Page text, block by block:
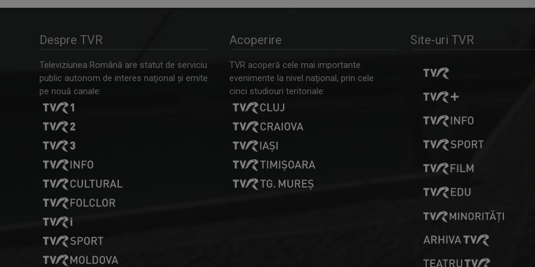
Despre TVR
Televiziunea Română are statut de serviciu
public autonom de interes naţional şi emite
pe nouă canale:
Acoperire
TVR acoperă cele mai importante
evenimente la nivel naţional, prin cele
cinci studiouri teritoriale:
Site-uri TVR